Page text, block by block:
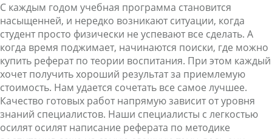
С каждым годом учебная программа становится
насыщенней, и нередко возникают ситуации, когда
студент просто физически не успевают все сделать. А
когда время поджимает, начинаются поиски, где можно
купить реферат по теории воспитания. При этом каждый
хочет получить хороший результат за приемлемую
стоимость. Нам удается сочетать все самое лучшее.
Качество готовых работ напрямую зависит от уровня
знаний специалистов. Наши специалисты с легкостью
осилят осилят написание реферата по методике